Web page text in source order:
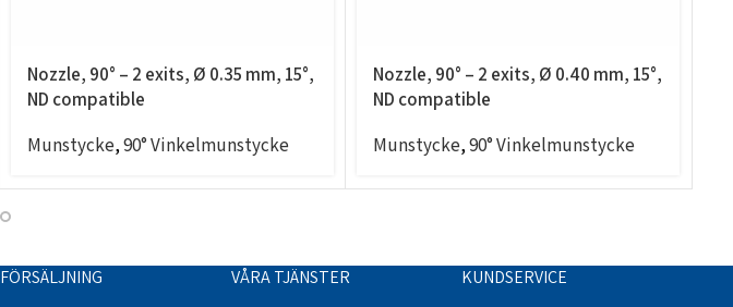
Nozzle, 90° – 2 exits, Ø 0.35 mm, 15°,
ND compatible
Munstycke,90° Vinkelmunstycke
Nozzle, 90° – 2 exits, Ø 0.40 mm, 15°,
ND compatible
Munstycke,90° Vinkelmunstycke
FÖRSÄLJNING VÅRA TJÄNSTER KUNDSERVICE